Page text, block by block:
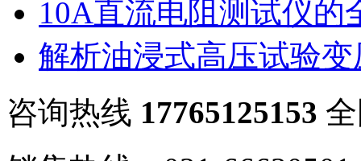
10A直流电阻测试仪的
解析油浸式高压试验
咨询热线 17765125153